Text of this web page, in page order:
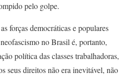
pelo golpe.
forças democráticas e populares
no Brasil é, portanto,
política das classes trabalhadoras,
seus direitos não era inevitável, não